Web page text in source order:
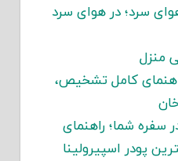
سرد؛ در هوای سرد
منزل
کامل تشخیص،
سفره شما؛ راهنمای
پودر اسپیرولینا